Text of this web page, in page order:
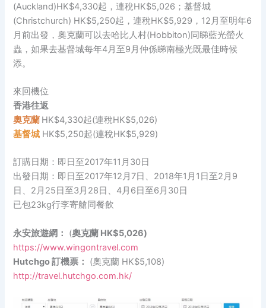
(Auckland)HK$4,330起，連稅HK$5,026；基督城
(Christchurch) HK$5,250起，連稅HK$5,929，12月至明年6
月前出發，奧克蘭可以去哈比人村(Hobbiton)同睇藍光螢火
蟲，如果去基督城每年4月至9月仲係睇南極光既最佳時候
添。
來回機位
香港往返
奧克蘭 HK$4,330起(連稅HK$5,026)
基督城 HK$5,250起(連稅HK$5,929)
訂購日期：即日至2017年11月30日
出發日期：即日至2017年12月7日、2018年1月1日至2月9
日、2月25日至3月28日、4月6日至6月30日
已包23kg行李寄艙同餐飲
永安旅遊網： (奧克蘭 HK$5,026)
https://www.wingontravel.com
Hutchgo 訂機票：
(奧克蘭 HK$5,108)
http://travel.hutchgo.com.hk/